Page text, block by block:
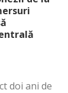
doi ani de